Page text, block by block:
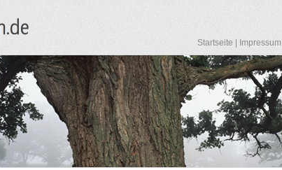
Startseite Impressum